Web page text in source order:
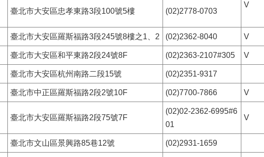
臺北市大安區忠孝東路3段100號5樓 (02)2778-0703
V
臺北市大安區羅斯福路3段245號8樓之1、2 (02)2362-8040 V
臺北市大安區和平東路2段24號8F (02)2363-2107#305 V
臺北市大安區杭州南路二段15號 (02)2351-9317
臺北市中正區羅斯福路2段2號10F (02)7700-7866 V
臺北市大安區羅斯福路2段75號7F
(02)02-2362-6995#6
01
V
臺北市文山區景興路85巷12號 (02)2931-1659